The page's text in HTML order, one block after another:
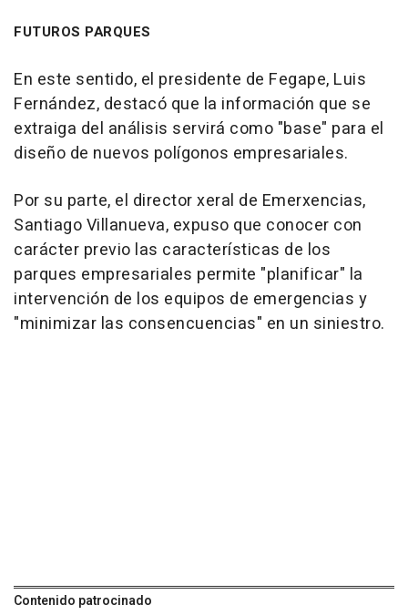
FUTUROS PARQUES
En este sentido, el presidente de Fegape, Luis
Fernández, destacó que la información que se
extraiga del análisis servirá como "base" para el
diseño de nuevos polígonos empresariales.
Por su parte, el director xeral de Emerxencias,
Santiago Villanueva, expuso que conocer con
carácter previo las características de los
parques empresariales permite "planificar" la
intervención de los equipos de emergencias y
"minimizar las consencuencias" en un siniestro.
Contenido patrocinado